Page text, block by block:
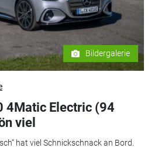
Bildergalerie
4Matic Electric (94
viel
hat viel Schnickschnack an Bord.